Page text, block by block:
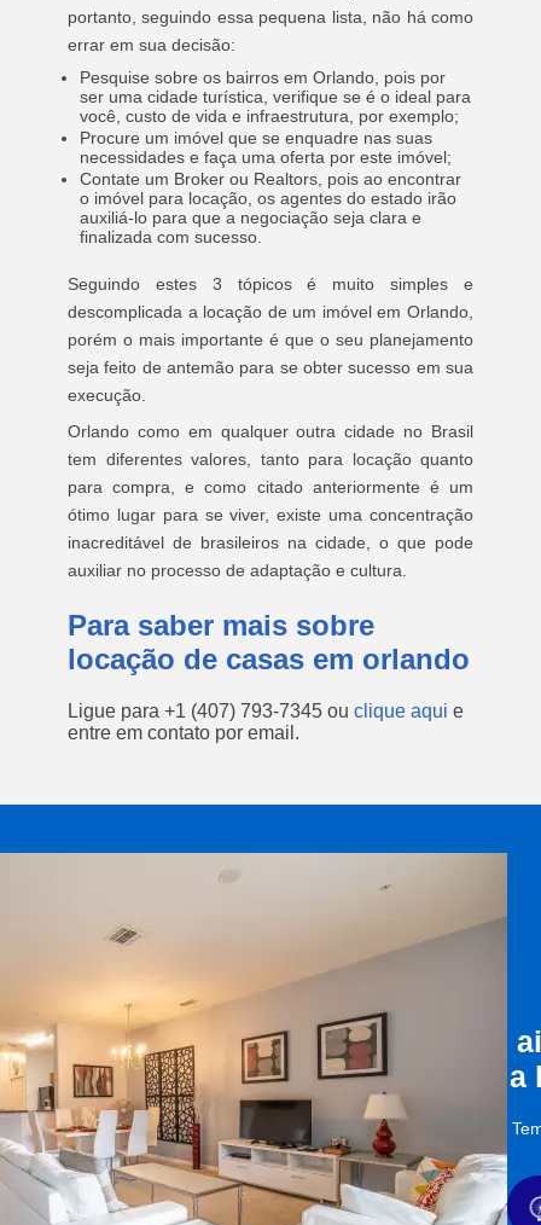
portanto, seguindo essa pequena lista, não há como
errar em sua decisão:
Pesquise sobre os bairros em Orlando, pois por
ser uma cidade turística, verifique se é o ideal para
você, custo de vida e infraestrutura, por exemplo;
Procure um imóvel que se enquadre nas suas
necessidades e faça uma oferta por este imóvel;
Contate um Broker ou Realtors, pois ao encontrar
o imóvel para locação, os agentes do estado irão
auxiliá-lo para que a negociação seja clara e
finalizada com sucesso.
Seguindo estes 3 tópicos é muito simples e
descomplicada a locação de um imóvel em Orlando,
porém o mais importante é que o seu planejamento
seja feito de antemão para se obter sucesso em sua
execução.
Orlando como em qualquer outra cidade no Brasil
tem diferentes valores, tanto para locação quanto
para compra, e como citado anteriormente é um
ótimo lugar para se viver, existe uma concentração
inacreditável de brasileiros na cidade, o que pode
auxiliar no processo de adaptação e cultura.
Para saber mais sobre
locação de casas em orlando
Ligue para +1 (407) 793-7345 ou clique aqui e
entre em contato por email.
a